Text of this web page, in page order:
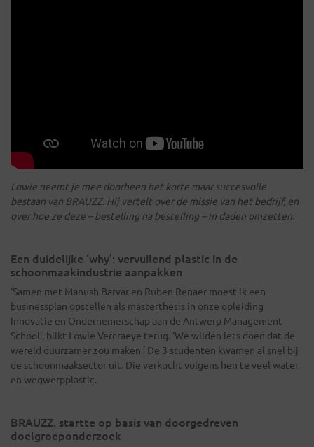
Lowie neemt je mee doorheen het korte maar succesvolle
bestaan van BRAUZZ. Hij vertelt over de missie van het bedrijf, en
over hoe ze deze – bestelling na bestelling – in daden omzetten.
Een duidelijke ‘why’: vervuilend plastic in de
schoonmaakindustrie aanpakken
‘Samen met Manush Barvar en Ruben Renaer moest ik een
businessplan opstellen als masterthesis in onze opleiding
Innovatie en Ondernemerschap aan de Antwerp Management
School’, blikt Lowie Vercraeye terug. ‘We wilden iets doen dat de
wereld duurzamer zou maken.’ De 3 studenten kwamen al snel bij
de schoonmaaksector uit. Die verkocht volgens hen te veel water
en wegwerpplastic.
BRAUZZ. startte op basis van doorgedreven
doelgroeponderzoek